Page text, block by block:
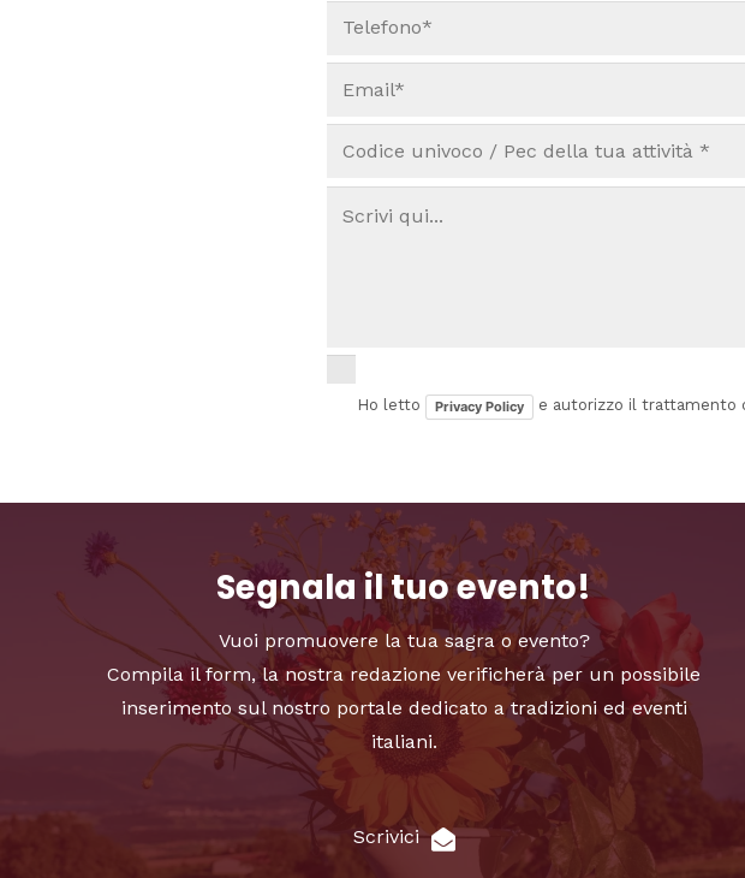
Ho letto Privacy Policy e autorizzo il trattamento
Segnala il tuo evento!
Vuoi promuovere la tua sagra o evento?
Compila il form, la nostra redazione verificherà per un possibile
inserimento sul nostro portale dedicato a tradizioni ed eventi
italiani.
Scrivici